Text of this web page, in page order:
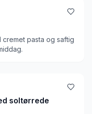
pasta og saftig
soltørrede